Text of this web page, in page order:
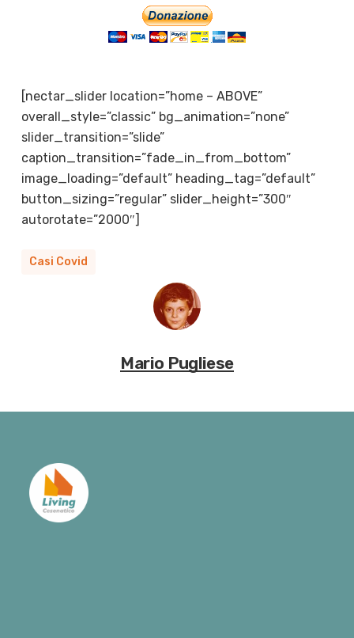
[nectar_slider location=”home – ABOVE”
overall_style=”classic” bg_animation=”none”
slider_transition=”slide”
caption_transition=”fade_in_from_bottom”
image_loading=”default” heading_tag=”default”
button_sizing=”regular” slider_height=”300″
autorotate=”2000″]
Casi Covid
Mario Pugliese